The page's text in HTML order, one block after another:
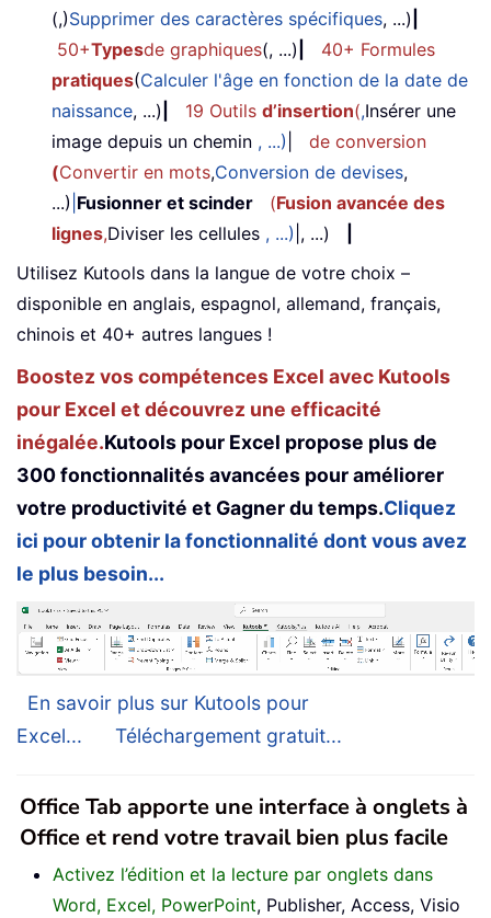
(,)Supprimer des caractères spécifiques, ...)
50+Typesde graphiques(, ...)
40+ Formules
pratiques(Calculer l'âge en fonction de la date de
naissance, ...) 19 Outils d’insertion(,Insérer une
image depuis un chemin , ...)
de conversion
(Convertir en mots,Conversion de devises,
...) Fusionner et scinder (Fusion avancée des
lignes,Diviser les cellules , ...) |, ...)
Utilisez Kutools dans la langue de votre choix –
disponible en anglais, espagnol, allemand, français,
chinois et 40+ autres langues !
Boostez vos compétences Excel avec Kutools
pour Excel et découvrez une efficacité
inégalée.Kutools pour Excel propose plus de
300 fonctionnalités avancées pour améliorer
votre productivité et Gagner du temps.Cliquez
ici pour obtenir la fonctionnalité dont vous avez
le plus besoin...
En savoir plus sur Kutools pour
Excel...
Téléchargement gratuit...
Office Tab apporte une interface à onglets à
Office et rend votre travail bien plus facile
Activez l’édition et la lecture par onglets dans
Word, Excel, PowerPoint, Publisher, Access, Visio